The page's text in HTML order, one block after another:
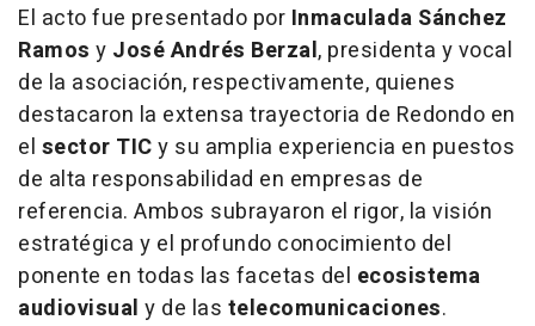
El acto fue presentado por Inmaculada Sánchez
Ramos y José Andrés Berzal, presidenta y vocal
de la asociación, respectivamente, quienes
destacaron la extensa trayectoria de Redondo en
el sector TICy su amplia experiencia en puestos
de alta responsabilidad en empresas de
referencia. Ambos subrayaron el rigor, la visión
estratégica y el profundo conocimiento del
ponente en todas las facetas del ecosistema
audiovisual y de las telecomunicaciones.